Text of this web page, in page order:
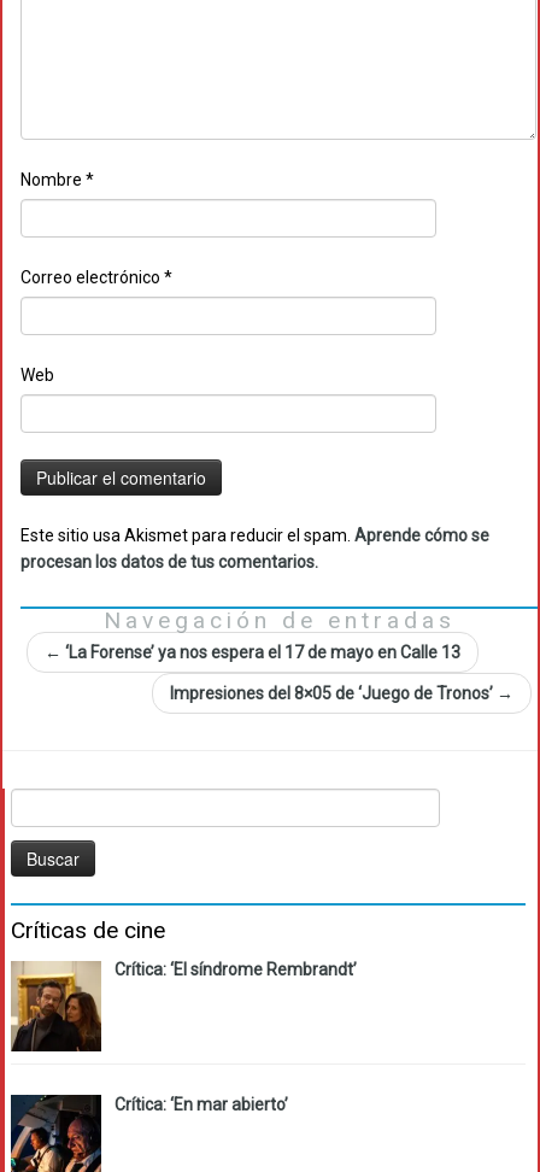
Nombre *
Correo electrónico *
Web
Este sitio usa Akismet para reducir el spam. Aprende cómo se
procesan los datos de tus comentarios.
Navegación de entradas
← ‘La Forense’ ya nos espera el 17 de mayo en Calle 13
Impresiones del 8×05 de ‘Juego de Tronos’ →
Críticas de cine
Crítica: ‘El síndrome Rembrandt’
Crítica: ‘En mar abierto’